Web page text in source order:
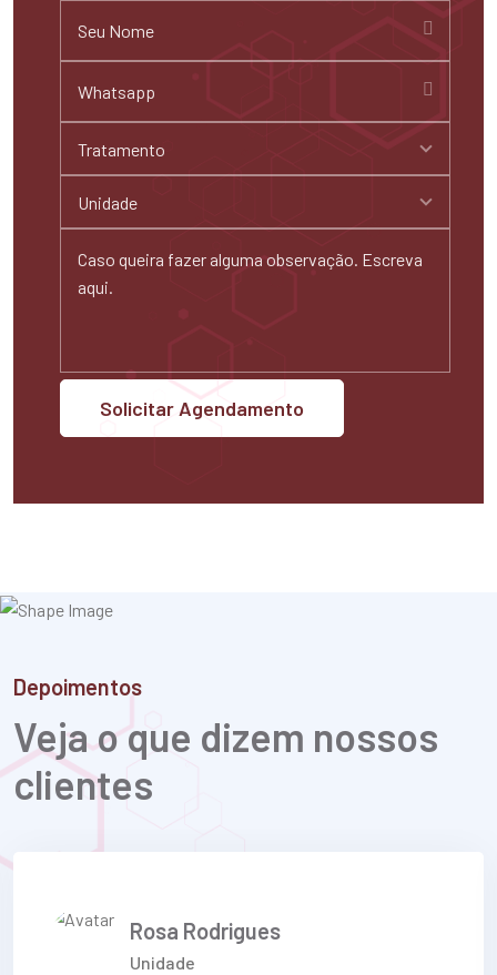
Tratamento
Unidade
Solicitar Agendamento
Depoimentos
Veja o que dizem nossos
clientes
Rosa Rodrigues
Unidade